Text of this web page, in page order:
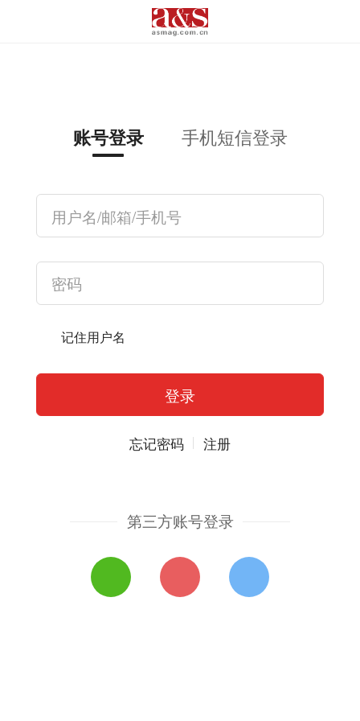
账号登录 手机短信登录
记住用户名
忘记密码 注册
第三方账号登录